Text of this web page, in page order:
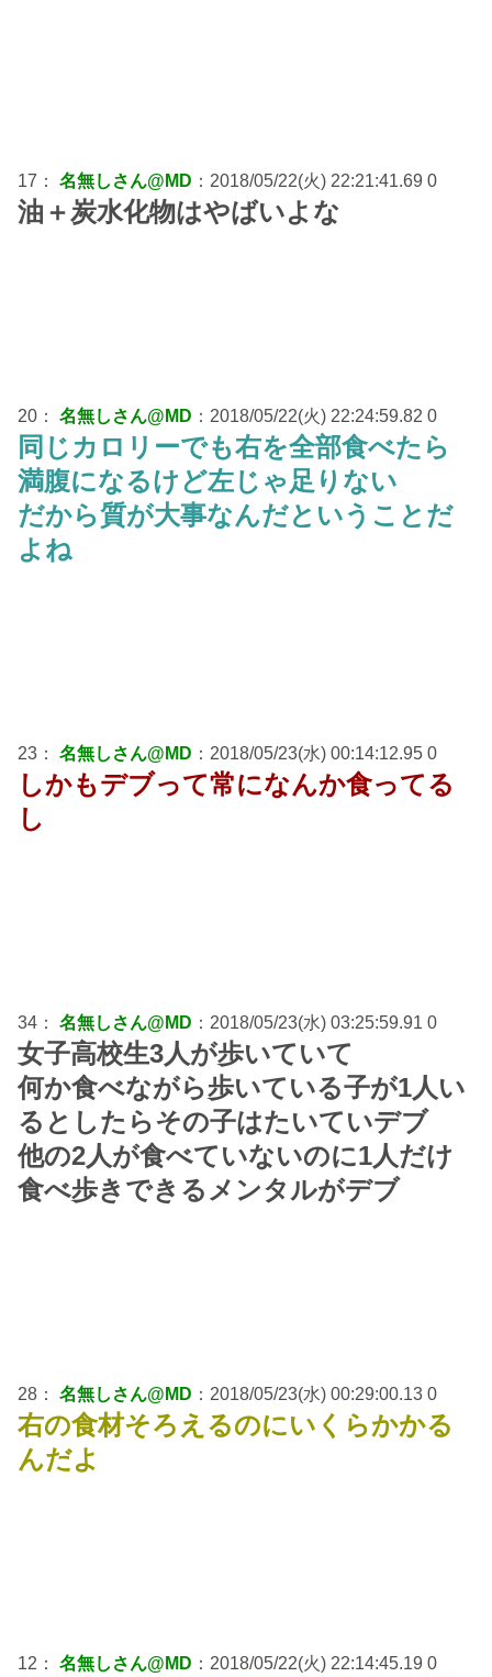
17： 名無しさん@MD ：2018/05/22(火) 22:21:41.69 0
油＋炭水化物はやばいよな
20： 名無しさん@MD ：2018/05/22(火) 22:24:59.82 0
同じカロリーでも右を全部食べたら
満腹になるけど左じゃ足りない
だから質が大事なんだということだ
よね
23： 名無しさん@MD ：2018/05/23(水) 00:14:12.95 0
しかもデブって常になんか食ってる
し
34： 名無しさん@MD ：2018/05/23(水) 03:25:59.91 0
女子高校生3人が歩いていて
何か食べながら歩いている子が1人い
るとしたらその子はたいていデブ
他の2人が食べていないのに1人だけ
食べ歩きできるメンタルがデブ
28： 名無しさん@MD ：2018/05/23(水) 00:29:00.13 0
右の食材そろえるのにいくらかかる
んだよ
12： 名無しさん@MD ：2018/05/22(火) 22:14:45.19 0